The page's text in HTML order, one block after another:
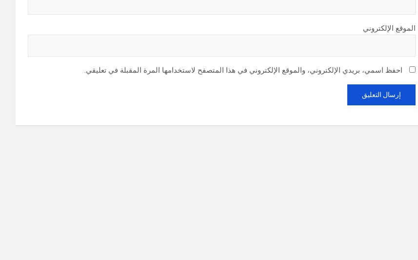
الموقع الإلكتروني
احفظ اسمي، بريدي الإلكتروني، والموقع الإلكتروني في هذا المتصفح لاستخدامها المرة المقبلة في تعليقي.